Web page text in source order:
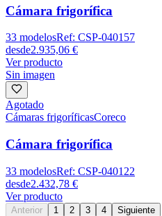
Cámara frigorífica
33 modelosRef: CSP-040157
desde2.935,06 €
Ver producto
Sin imagen
Agotado
Cámaras frigoríficasCoreco
Cámara frigorífica
33 modelosRef: CSP-040122
desde2.432,78 €
Ver producto
Anterior 1 2 3 4 Siguiente